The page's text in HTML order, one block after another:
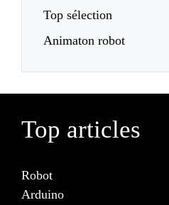
Top sélection
Animaton robot
Top articles
Robot
Arduino